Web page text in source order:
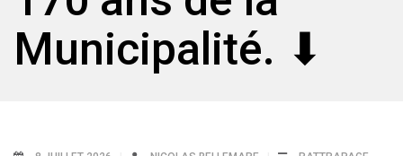
Municipalité. ⬇